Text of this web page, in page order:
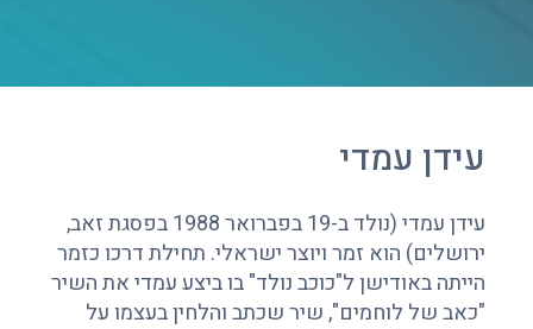
עידן עמדי
עידן עמדי (נולד ב-19 בפברואר 1988 בפסגת זאב,
ירושלים) הוא זמר ויוצר ישראלי. תחילת דרכו כזמר
הייתה באודישן ל"כוכב נולד" בו ביצע עמדי את השיר
"כאב של לוחמים", שיר שכתב והלחין בעצמו על